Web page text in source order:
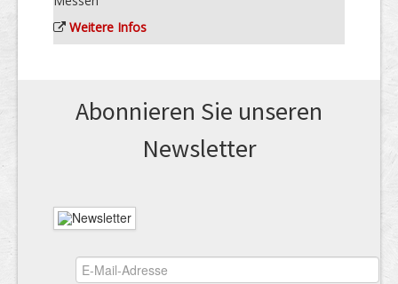
Weitere Infos
Abonnieren Sie unseren
News­letter